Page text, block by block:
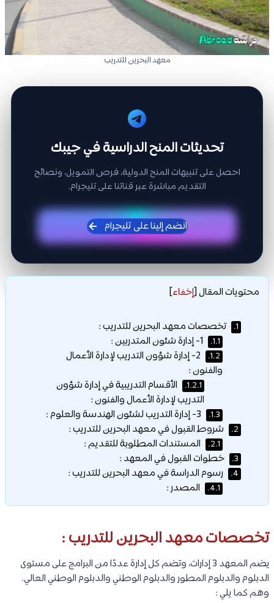
معهد البحرين للتدريب
تحديثات المنح الدراسية في جيبك
احصل على تنبيهات المنح الدولية، فرص التمويل، ونصائح
التقديم مباشرة عبر قناتنا على تليجرام.
انضم إلينا على تليجرام
محتويات المقال[إخفاء]
1. تخصصات معهد البحرين للتدريب :
1.1.
1.2.
2- إدارة شؤون التدريب لإدارة الأعمال
والفنون :
1.2.1.
الأقسام التدريبية في إدارة شؤون
التدريب لإدارة الأعمال والفنون :
1.3.
2. شروط القبول في معهد البحرين للتدريب :
2.1. المستندات المطلوبة للتقديم :
3. خطوات القبول في المعهد :
4. رسوم الدراسة في معهد البحرين للتدريب :
4.1. المصدر :
تخصصات معهد البحرين للتدريب :
يضم المعهد 3 إدارات، وتضم كل إدارة عددًا من البرامج على مستوى
الدبلوم والدبلوم المطور والدبلوم الوطني والدبلوم الوطني العالي.
وهم كما يلي :